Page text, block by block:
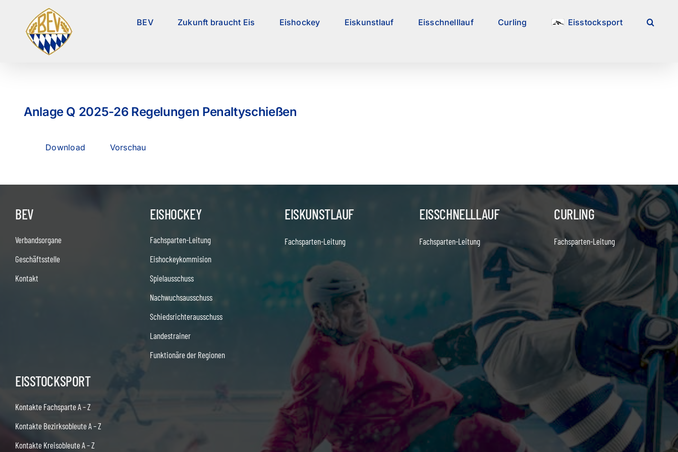
springen
BEV Zukunft braucht Eis Eishockey Eiskunstlauf Eisschnelllauf Curling Eisstocksport
Anlage Q 2025-26 Regelungen Penaltyschießen
Download Vorschau
BEV
Verbandsorgane
Geschäftsstelle
Kontakt
EISHOCKEY
Fachsparten-Leitung
Eishockeykommision
Spielausschuss
Nachwuchsausschuss
Schiedsrichterausschuss
Landestrainer
Funktionäre der Regionen
EISKUNSTLAUF
Fachsparten-Leitung
EISSCHNELLLAUF
Fachsparten-Leitung
CURLING
Fachsparten-Leitung
EISSTOCKSPORT
Kontakte Fachsparte A – Z
Kontakte Bezirksobleute A – Z
Kontakte Kreisobleute A – Z